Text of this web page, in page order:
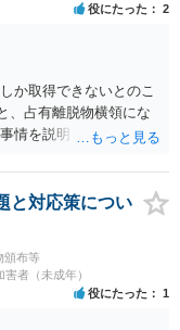
役にたった 2
か取得できないとのこ
、占有離脱物横領にな
情を説明して一個返還
の申し出があれば取得
と対応策につい
頒布等
害者（未成年）
役にたった 1